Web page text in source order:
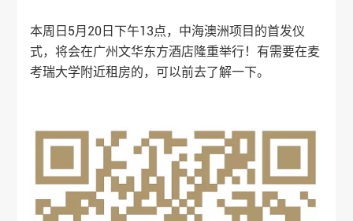
本周日5月20日下午13点，中海澳洲项目的首发仪
式，将会在广州文华东方酒店隆重举行！有需要在麦
考瑞大学附近租房的，可以前去了解一下。